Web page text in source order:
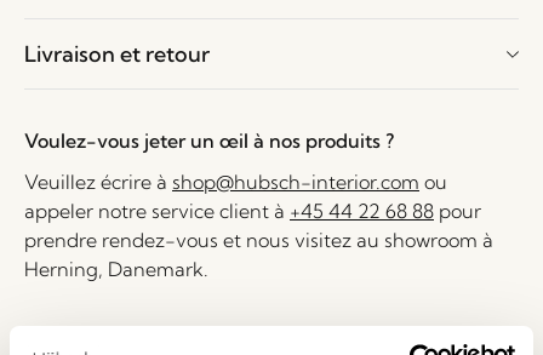
Livraison et retour
Voulez-vous jeter un œil à nos produits ?
Veuillez écrire à shop@hubsch-interior.com ou
appeler notre service client à +45 44 22 68 88 pour
prendre rendez-vous et nous visitez au showroom à
Herning, Danemark.